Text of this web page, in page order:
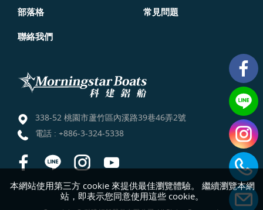
本網站使用第三方 cookie 來提供最佳瀏覽體驗。 繼續瀏覽本網
站，即表示您同意使用這些 cookie。
部落格 常見問題
聯絡我們
338-52 桃園市蘆竹區內溪路39巷46弄2號
電話 : +886-3-324-5338